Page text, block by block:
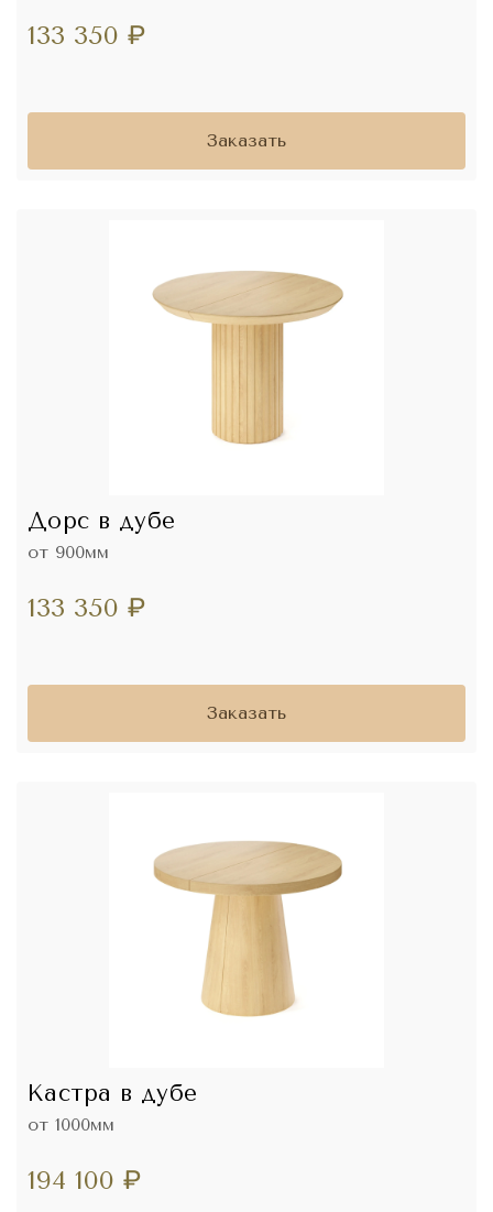
133 350 ₽
Заказать
Дорс в дубе
от 900мм
133 350 ₽
Заказать
Кастра в дубе
от 1000мм
194 100 ₽